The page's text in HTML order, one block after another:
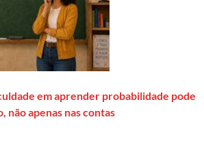
em aprender probabilidade pode
não apenas nas contas